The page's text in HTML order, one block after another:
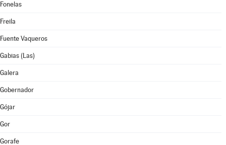
Fonelas
Freila
Fuente Vaqueros
Gabias (Las)
Galera
Gobernador
Gójar
Gor
Gorafe